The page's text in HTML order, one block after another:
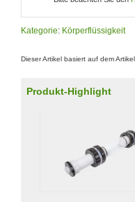
Kategorie: Körperflüssigkeit
Dieser Artikel basiert auf dem Artikel
Produkt-Highlight